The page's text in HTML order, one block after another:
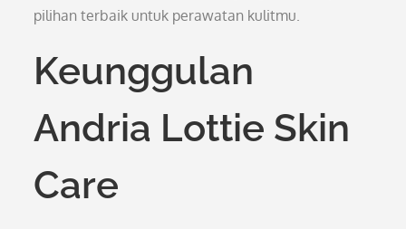
pilihan terbaik untuk perawatan kulitmu.
Keunggulan
Andria Lottie Skin
Care